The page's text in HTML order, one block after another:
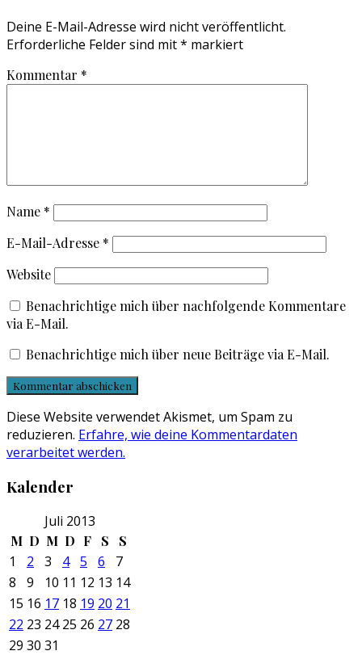
Deine E-Mail-Adresse wird nicht veröffentlicht.
Erforderliche Felder sind mit* markiert
Kommentar *
Name *
E-Mail-Adresse *
Website
Benachrichtige mich über nachfolgende Kommentare
via E-Mail.
Benachrichtige mich über neue Beiträge via E-Mail.
Diese Website verwendet Akismet, um Spam zu
reduzieren. Erfahre, wie deine Kommentardaten
verarbeitet werden.
Kalender
Juli 2013
M D M D F S S
1 2 3 4 5 6
7
8
9 10 11 12 13 14
15 16 17 18 19 20 21
22 23 24 25 26 27 28
29 30 31